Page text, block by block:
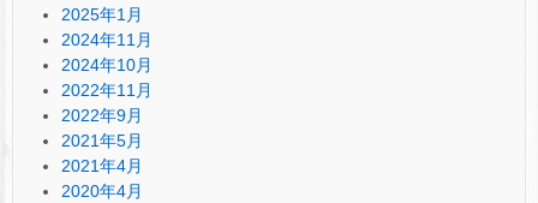
2025年1月
2024年11月
2024年10月
2022年11月
2022年9月
2021年5月
2021年4月
2020年4月